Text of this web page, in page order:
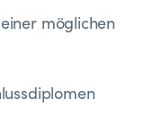
möglichen